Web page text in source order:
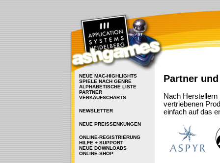
NEUE MAC-HIGHLIGHTS
SPIELE NACH GENRE
ALPHABETISCHE LISTE
PARTNER
VERKAUFSCHARTS
NEWSLETTER
NEUE PREISSENKUNGEN
ONLINE-REGISTRIERUNG
HILFE + SUPPORT
NEUE DOWNLOADS
ONLINE-SHOP
Partner
Nach
vertriebenen
einfach auf das